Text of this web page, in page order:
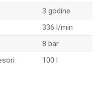
3 godine
336 l/min
8 bar
100 l